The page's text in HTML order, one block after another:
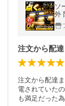
ソ
外
る
注文から配達
電されていた
も満足だった